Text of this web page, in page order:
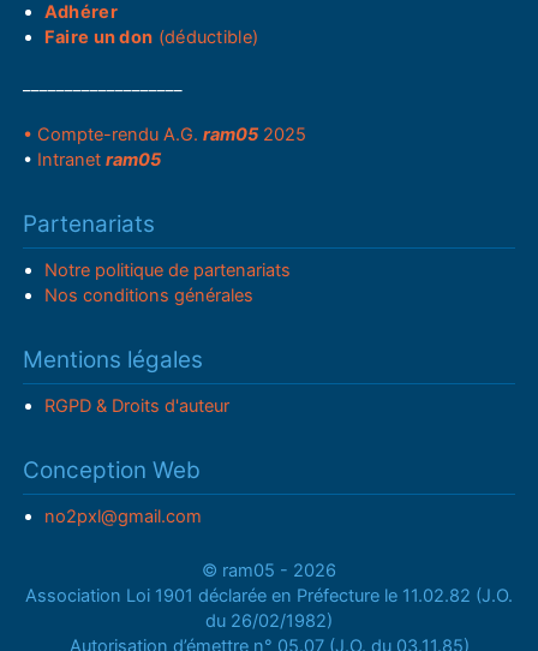
Adhérer
Faire un don (déductible)
• Compte-rendu A.G.ram05 2025
• Intranetram05
Partenariats
Notre politique de partenariats
Nos conditions générales
Mentions légales
RGPD & Droits d'auteur
Conception Web
no2pxl@gmail.com
© ram05 - 2026
Association Loi 1901 déclarée en Préfecture le 11.02.82 (J.O.
du 26/02/1982)
Autorisation d’émettre n° 05.07 (J.O. du 03.11.85)